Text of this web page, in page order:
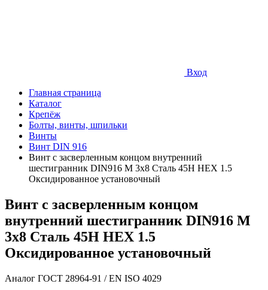
Вход
Главная страница
Каталог
Крепёж
Болты, винты, шпильки
Винты
Винт DIN 916
Винт с засверленным концом внутренний
шестигранник DIN916 М 3х8 Сталь 45Н HEX 1.5
Оксидированное установочный
Винт с засверленным концом
внутренний шестигранник DIN916 М
3х8 Сталь 45Н HEX 1.5
Оксидированное установочный
Аналог ГОСТ 28964-91 / EN ISO 4029